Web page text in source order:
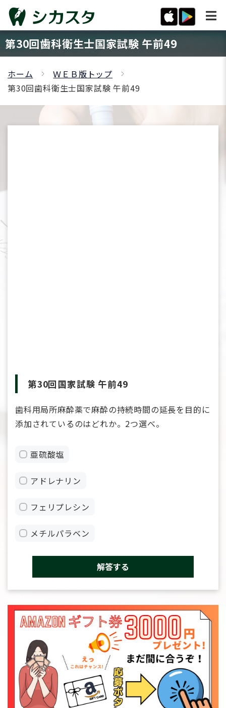
第30回歯科衛生士国家試験 午前49
ホーム
ＷＥＢ版トップ
第30回歯科衛生士国家試験 午前49
第30回国家試験 午前49
歯科用局所麻酔薬で麻酔の持続時間の延長を目的に
添加されているのはどれか。2つ選べ。
亜硫酸塩
アドレナリン
フェリプレシン
メチルパラベン
解答する